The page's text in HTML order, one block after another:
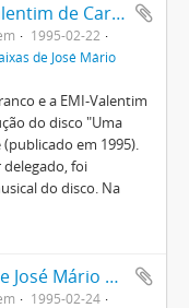
Contrato entre EMI-Valentim de Carvalho e José Mário Branco
1995-02-22
de José Mário
e a EMI-Valentim
do disco "Uma
em 1995).
foi
do disco. Na
Correspondência entre José Mário Branco e a EMI-Valentim de Carvalho
1995-02-24